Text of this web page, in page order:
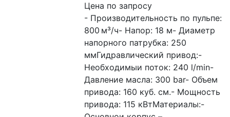
Цена по запросу
- Производительность по пульпе:
800 м³/ч- Напор: 18 м- Диаметр
напорного патрубка: 250
ммГидравлический привод:-
Необходимыи поток: 240 l/min-
Давление масла: 300 bar- Объем
привода: 160 куб. см.- Мощность
привода: 115 кВтМатериалы:-